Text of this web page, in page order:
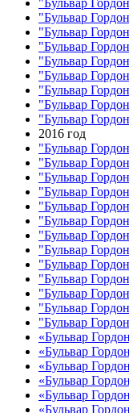
"Бульвар
"Бульвар
"Бульвар
"Бульвар
"Бульвар
"Бульвар
"Бульвар
"Бульвар
2016 год
"Бульвар
"Бульвар
"Бульвар
"Бульвар
"Бульвар
"Бульвар
"Бульвар
"Бульвар
"Бульвар
"Бульвар
"Бульвар
"Бульвар
"Бульвар
«Бульвар
«Бульвар
«Бульвар
«Бульвар
«Бульвар
«Бульвар